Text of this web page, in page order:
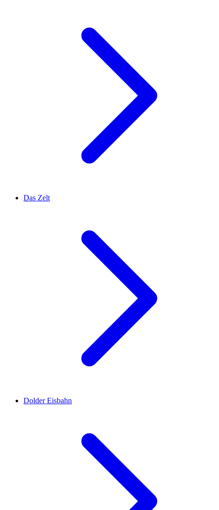
Das Zelt
Dolder Eisbahn